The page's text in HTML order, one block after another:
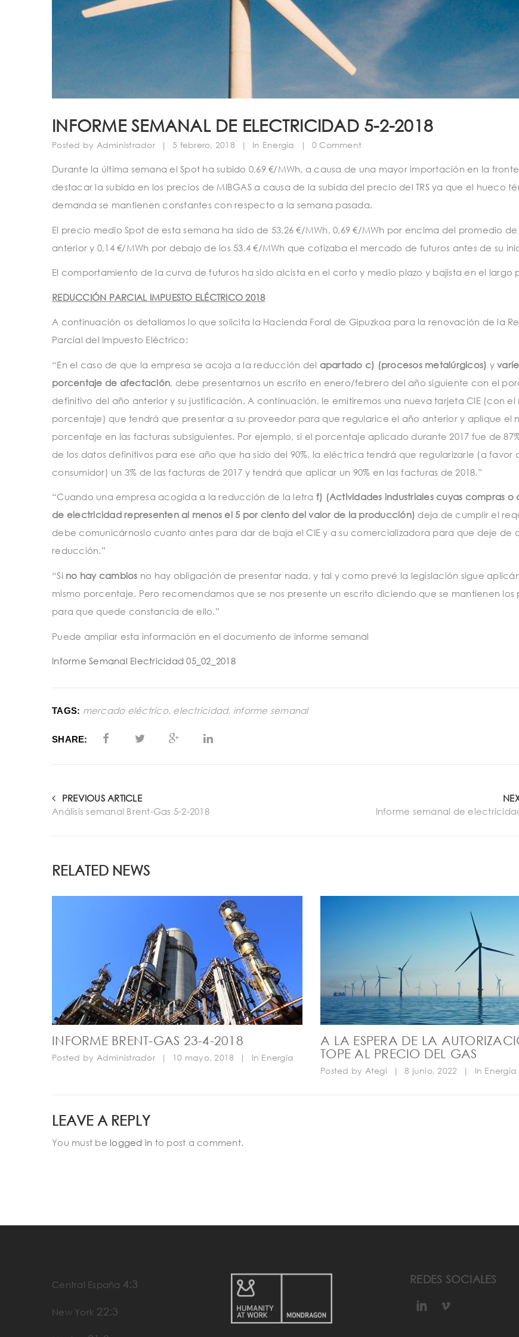
INFORME SEMANAL DE ELECTRICIDAD 5-2-2018
Posted by Administrador | 5 febrero, 2018 | In Energía | 0 Comment
Durante la última semana el Spot ha subido 0,69 €/MWh, a causa de una mayor importación en la
destacar la subida en los precios de MIBGAS a causa de la subida del precio del TRS ya que el hueco
demanda se mantienen constantes con respecto a la semana pasada.
El precio medio Spot de esta semana ha sido de 53,26 €/MWh, 0,69 €/MWh por encima del promedio
anterior y 0,14 €/MWh por debajo de los 53,4 €/MWh que cotizaba el mercado de futuros antes de su
El comportamiento de la curva de futuros ha sido alcista en el corto y medio plazo y bajista en el largo
REDUCCIÓN PARCIAL IMPUESTO ELÉCTRICO 2018
A continuación os detallamos lo que solicita la Hacienda Foral de Gipuzkoa para la renovación de la
Parcial del Impuesto Eléctrico:
“En el caso de que la empresa se acoja a la reducción del apartado c) (procesos metalúrgicos) y
porcentaje de afectación, debe presentarnos un escrito en enero/febrero del año siguiente con el
definitivo del año anterior y su justificación. A continuación, le emitiremos una nueva tarjeta CIE (con el
porcentaje) que tendrá que presentar a su proveedor para que regularice el año anterior y aplique el
porcentaje en las facturas subsiguientes. Por ejemplo, si el porcentaje aplicado durante 2017 fue de
de los datos definitivos para ese año que ha sido del 90%, la eléctrica tendrá que regularizarle (a favor
consumidor) un 3% de las facturas de 2017 y tendrá que aplicar un 90% en las facturas de 2018.”
“Cuando una empresa acogida a la reducción de la letra f) (Actividades industriales cuyas compras o
de electricidad representen al menos el 5 por ciento del valor de la producción) deja de cumplir el
debe comunicárnoslo cuanto antes para dar de baja el CIE y a su comercializadora para que deje de
reducción.”
“Si no hay cambios no hay obligación de presentar nada, y tal y como prevé la legislación sigue
mismo porcentaje. Pero recomendamos que se nos presente un escrito diciendo que se mantienen los
para que quede constancia de ello.”
Puede ampliar esta información en el documento de informe semanal
Informe Semanal Electricidad 05_02_2018
TAGS: mercado eléctrico, electricidad, informe semanal
SHARE:
PREVIOUS ARTICLE
Análisis semanal Brent-Gas 5-2-2018
Informe semanal de
RELATED NEWS
INFORME BRENT-GAS 23-4-2018
Posted by Administrador | 10 mayo, 2018 | In Energía
A LA ESPERA DE LA
TOPE AL PRECIO DEL GAS
Posted by Ategi | 8 junio, 2022 | In Energía
LEAVE A REPLY
You must be logged in to post a comment.
Central España 4:3
New York 22:3
REDES SOCIALES